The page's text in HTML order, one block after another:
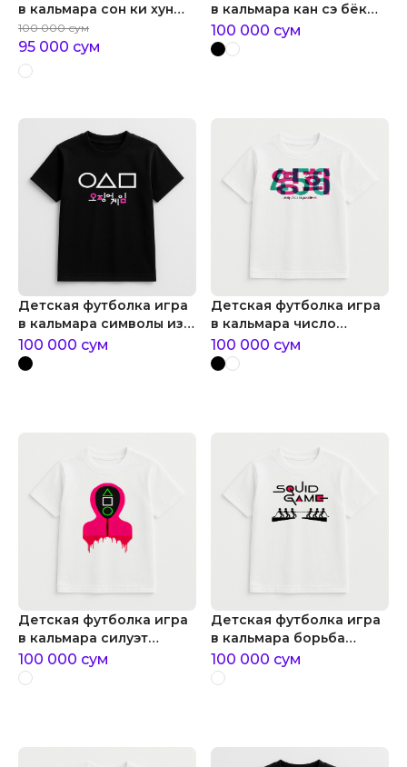
в кальмара сон ки хун
игрок №456
100 000 сум
95 000 сум
в кальмара кан сэ бёк
игрок №067
100 000 сум
Детская футболка игра
в кальмара символы из
игры в кальмара
100 000 сум
Детская футболка игра
в кальмара число
участника
100 000 сум
Детская футболка игра
в кальмара силуэт
охранника
100 000 сум
Детская футболка игра
в кальмара борьба
сторон
100 000 сум